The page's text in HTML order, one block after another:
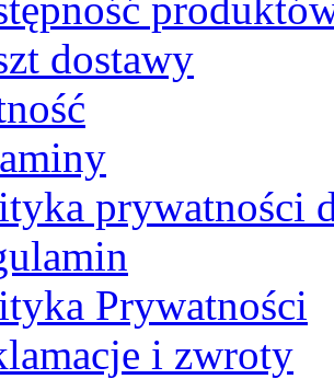
dostawy
prywatności
Prywatności
i zwroty